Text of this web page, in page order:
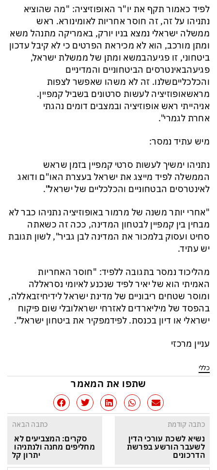
לפיד כאמור תקף את יו"ר האופוזיציה: "מה שהוציא
נתניהו על זה,זה חוסר אחריות לאומינורא. ראש
ממשלה ישראלי נמצא בניו יורק, באמריקה מתנהל משא
ומתן מורכב, הוא לא מכיראת הפרטים כי לא קיבל עדכון
ביטחוני, זו פגיעהבמשא ומתן של ממשלת ישראל,
פגיעהבאינטרסים הביטחוניים והמדיניים
והכלכלייםשלנו. זה לא משהו שאפשר לצפות
מראשאופוזיציה לעשות סרטונים בשביל קמפיין.
אניהייתי ראש אופוזיציה ובמצבים דומים נהגתי
אחרת לגמרי".
מיש עתיד נמסר:
נתניהו ימשיך לעשות סרטי קמפיין בזמן שראש
הממשלה לפיד מייצג את ישראל בעצרת האו"ם ודואג
לאינטרסים הבטחוניים והכלכליים של ישראל".
"אחרי יותר משנה של מרמור באופוזיציה נתניהו כבר לא
מבחין בין קמפיין לבטחון המדינה, ככה זה כשאתה
סחיט ועסוק בלמכור את המדינה לבן גביר", לשון תגובת
יש עתיד.
מהליכוד נמסר בתגובה ללפיד: "חוסר האחריות
האמיתי הוא של יאירלפיד שנכנעלאיומי נסראללה
ומוסר שטחים ריבוניים של מדינת ישראללידיחיזבאללה,
בהפסד של מיליארדים לאזרחי ישראלובלי שום פיקוח
ישראלי או דיון בכנסת.לפידמפקיר את ביטחון ישראל".
עניין מרכזי
כללי
שתפו את המאמר
כתבה קודמת
נשיא לשכת עורכי הדין
לשעבר הורשע בפרשת
הדרכונים
כתבה הבאה
סקרים: המצביעים לא
מחליפים מחנה ולנתניהו
יתרון קל